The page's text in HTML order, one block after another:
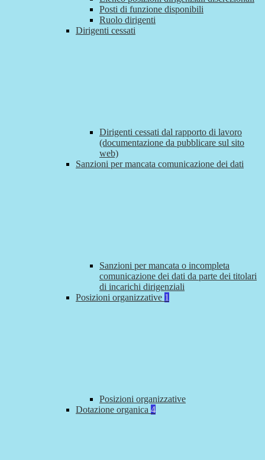
Posti di funzione disponibili
Ruolo dirigenti
Dirigenti cessati
Dirigenti cessati dal rapporto di lavoro
(documentazione da pubblicare sul sito
web)
Sanzioni per mancata comunicazione dei dati
Sanzioni per mancata o incompleta
comunicazione dei dati da parte dei titolari
di incarichi dirigenziali
Posizioni organizzative 1
Posizioni organizzative
Dotazione organica 4